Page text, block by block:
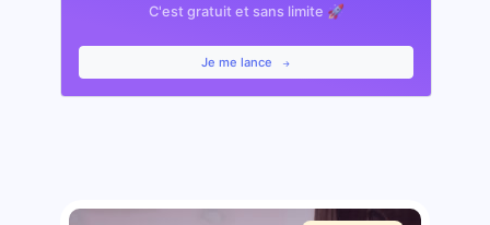
C'est gratuit et sans limite 🚀
Je me lance